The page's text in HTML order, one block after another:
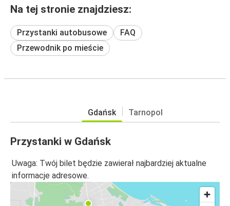
Na tej stronie znajdziesz:
Przystanki autobusowe
FAQ
Przewodnik po mieście
Gdańsk Tarnopol
Przystanki w Gdańsk
Uwaga: Twój bilet będzie zawierał najbardziej aktualne
informacje adresowe.